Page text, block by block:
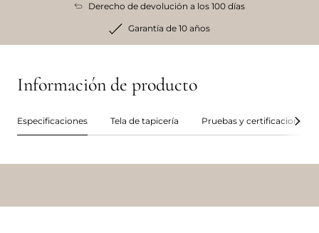
Derecho de devolución a los 100 días
Garantía de 10 años
Información de producto
Especificaciones Tela de tapicería Pruebas y certificaciones